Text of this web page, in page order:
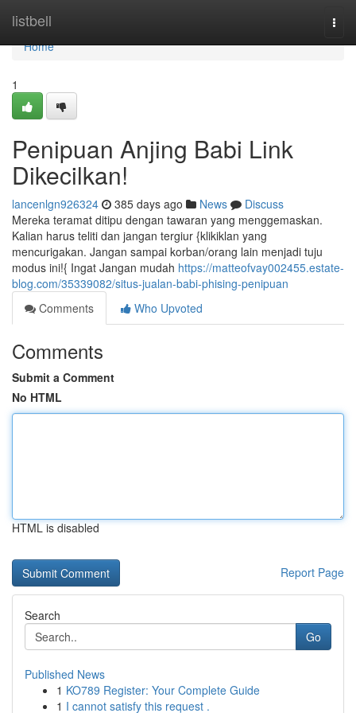
listbell
Home
Home
1
Penipuan Anjing Babi Link
Dikecilkan!
lancenlgn926324 385 days ago News
Discuss
Mereka teramat ditipu dengan tawaran yang menggemaskan.
Kalian harus teliti dan jangan tergiur {klikiklan yang
mencurigakan. Jangan sampai korban/orang lain menjadi tuju
modus ini!{ Ingat Jangan mudah https://matteofvay002455.estate-
blog.com/35339082/situs-jualan-babi-phising-penipuan
Comments
Who Upvoted
Comments
Submit a Comment
No HTML
HTML is disabled
Report Page
Search
Go
Published News
1 KO789 Register: Your Complete Guide
1 I cannot satisfy this request .